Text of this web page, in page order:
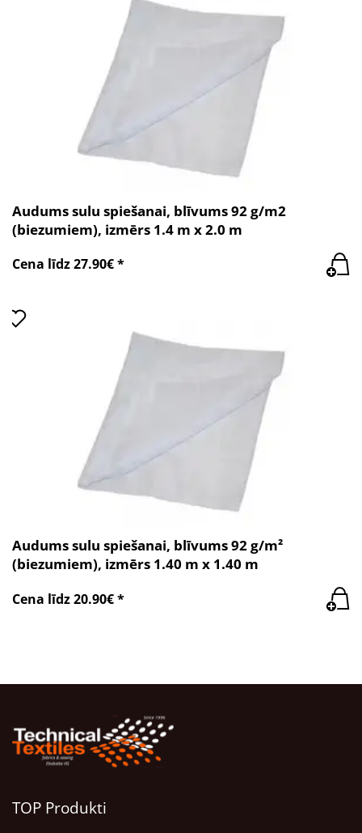
Audums sulu spiešanai, blīvums 92 g/m2
(biezumiem), izmērs 1.4 m x 2.0 m
Cena līdz 27.90€ *
Audums sulu spiešanai, blīvums 92 g/m²
(biezumiem), izmērs 1.40 m x 1.40 m
Cena līdz 20.90€ *
TOP Produkti